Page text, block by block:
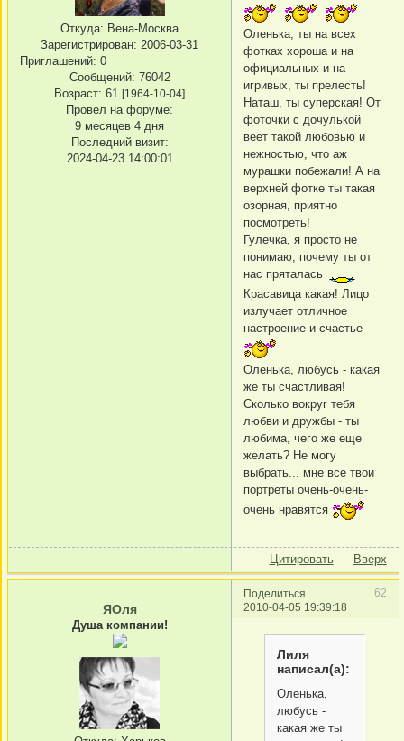
Откуда: Вена-Москва
Зарегистрирован: 2006-03-31
Приглашений: 0
Сообщений: 76042
Возраст: 61 [1964-10-04]
Провел на форуме:
9 месяцев 4 дня
Последний визит:
2024-04-23 14:00:01
Оленька, ты на всех
фотках хороша и на
официальных и на
игривых, ты прелесть!
Наташ, ты суперская! От
фоточки с дочулькой
веет такой любовью и
нежностью, что аж
мурашки побежали! А на
верхней фотке ты такая
озорная, приятно
посмотреть!
Гулечка, я просто не
понимаю, почему ты от
нас пряталась
Красавица какая! Лицо
излучает отличное
настроение и счастье
Оленька, любусь - какая
же ты счастливая!
Сколько вокруг тебя
любви и дружбы - ты
любима, чего же еще
желать? Не могу
выбрать... мне все твои
портреты очень-очень-
очень нравятся
Цитировать Вверх
Поделиться
62
2010-04-05 19:39:18
ЯОля
Душа компании!
Лиля
написал(а):
Оленька,
любусь -
какая же ты